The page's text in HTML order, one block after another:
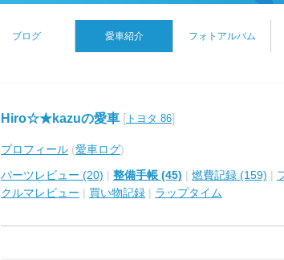
ブログ 愛車紹介 フォトアルバム
Hiro☆★kazuの愛車 [ トヨタ 86]
プロフィール (愛車ログ)
パーツレビュー (20) | 整備手帳 (45) | 燃費記録 (159) |
クルマレビュー | 買い物記録 | ラップタイム